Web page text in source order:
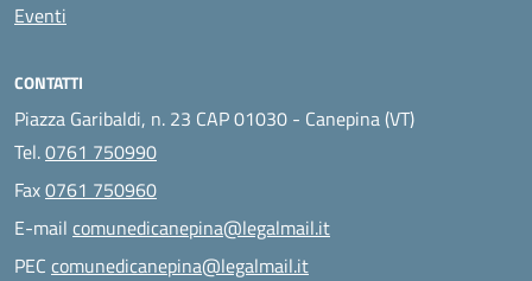
Eventi
CONTATTI
Piazza Garibaldi, n. 23 CAP 01030 - Canepina (VT)
Tel.0761 750990
Fax0761 750960
E-mail comunedicanepina@legalmail.it
PEC comunedicanepina@legalmail.it